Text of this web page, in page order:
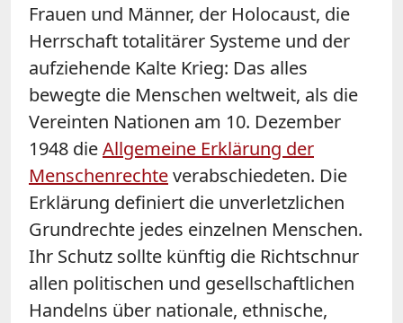
Frauen und Männer, der Holocaust, die
Herrschaft totalitärer Systeme und der
aufziehende Kalte Krieg: Das alles
bewegte die Menschen weltweit, als die
Vereinten Nationen am 10. Dezember
1948 dieAllgemeine Erklärung der
Menschenrechteverabschiedeten. Die
Erklärung definiert die unverletzlichen
Grundrechte jedes einzelnen Menschen.
Ihr Schutz sollte künftig die Richtschnur
allen politischen und gesellschaftlichen
Handelns über nationale, ethnische,